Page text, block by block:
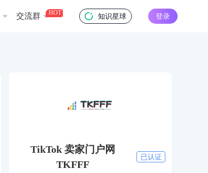
交流群 HOT 知识星球 登录
TikTok 卖家门户网
TKFFF
已认证